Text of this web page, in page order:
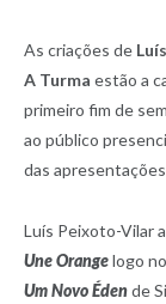
As criações de
A Turma estão a
primeiro fim de
ao público
das
Luís Peixoto-Vilar
Une Orangelogo
Um Novo Édende